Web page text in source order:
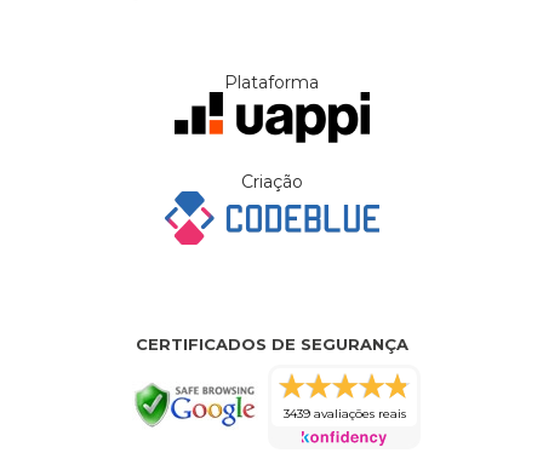
Plataforma
Criação
CERTIFICADOS DE SEGURANÇA
3439 avaliações reais